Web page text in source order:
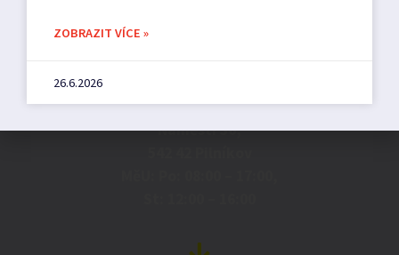
Náměstí 36,
ZOBRAZIT VÍCE »
26.6.2026